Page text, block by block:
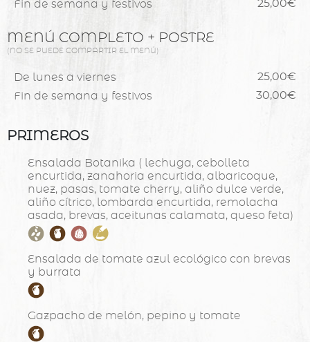
Fin de semana y festivos 25,00€
MENÚ COMPLETO + POSTRE
(NO SE PUEDE COMPARTIR EL MENÚ)
De lunes a viernes 25,00€
Fin de semana y festivos 30,00€
PRIMEROS
Ensalada Botanika ( lechuga, cebolleta
encurtida, zanahoria encurtida, albaricoque,
nuez, pasas, tomate cherry, aliño dulce verde,
aliño cítrico, lombarda encurtida, remolacha
asada, brevas, aceitunas calamata, queso feta)
Ensalada de tomate azul ecológico con brevas
y burrata
Gazpacho de melón, pepino y tomate